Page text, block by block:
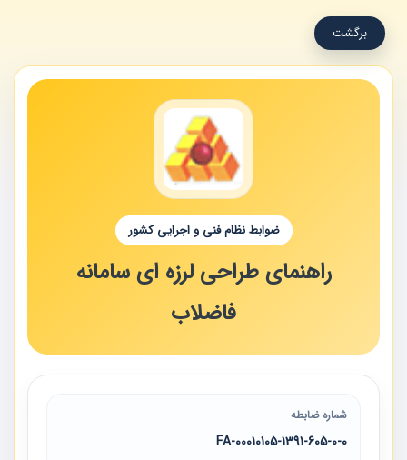
برگشت
ضوابط نظام فنی و اجرایی کشور
راهنمای طراحی لرزه ای سامانه
فاضلاب
شماره ضابطه
00010105-1391-605-0-0-FA